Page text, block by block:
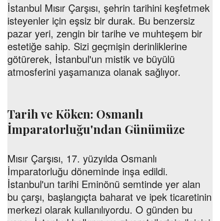
İstanbul Mısır Çarşısı, şehrin tarihini keşfetmek
isteyenler için eşsiz bir durak. Bu benzersiz
pazar yeri, zengin bir tarihe ve muhteşem bir
estetiğe sahip. Sizi geçmişin derinliklerine
götürerek, İstanbul'un mistik ve büyülü
atmosferini yaşamanıza olanak sağlıyor.
Tarih ve Köken: Osmanlı
İmparatorluğu'ndan Günümüze
Mısır Çarşısı, 17. yüzyılda Osmanlı
İmparatorluğu döneminde inşa edildi.
İstanbul'un tarihi Eminönü semtinde yer alan
bu çarşı, başlangıçta baharat ve ipek ticaretinin
merkezi olarak kullanılıyordu. O günden bu